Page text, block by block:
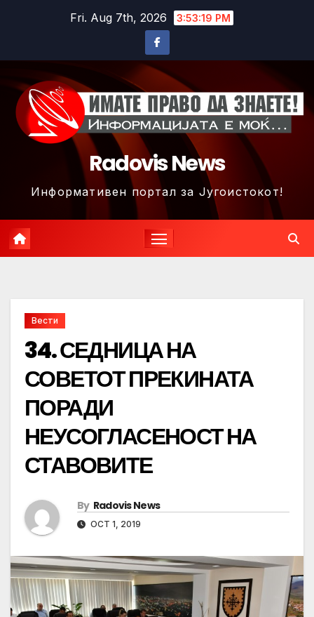
Fri. Aug 7th, 2026 3:53:22 PM
Radovis News
Информативен портал за Југоистокот!
Вести
34. СЕДНИЦА НА
СОВЕТОТ ПРЕКИНАТА
ПОРАДИ
НЕУСОГЛАСЕНОСТ НА
СТАВОВИТЕ
By Radovis News
OCT 1, 2019